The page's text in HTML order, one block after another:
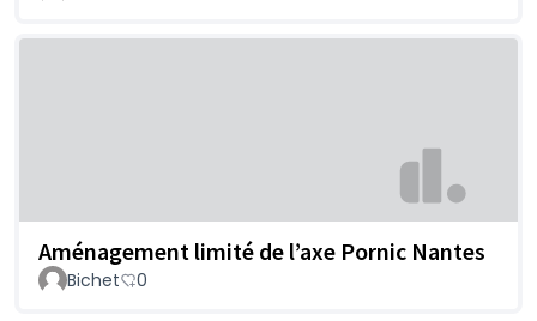
Aménagement limité de l’axe Pornic Nantes
Bichet 0